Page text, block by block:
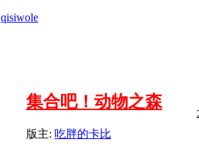
qisiwole
集合吧！动物之森
版主: 吃胖的卡比